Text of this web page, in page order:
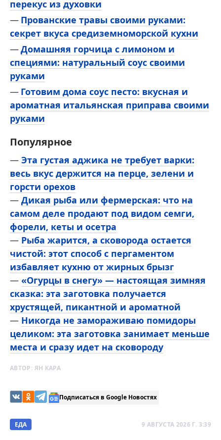
перекус из духовки
Прованские травы своими руками:
секрет вкуса средиземноморской кухни
Домашняя горчица с лимоном и
специями: натуральный соус своими
руками
Готовим дома соус песто: вкусная и
ароматная итальянская приправа своими
руками
Популярное
— Эта густая аджика не требует варки:
весь вкус держится на перце, зелени и
горсти орехов
— Дикая рыба или фермерская: что на
самом деле продают под видом семги,
форели, кеты и осетра
— Рыба жарится, а сковорода остается
чистой: этот способ с пергаментом
избавляет кухню от жирных брызг
— «Огурцы в снегу» — настоящая зимняя
сказка: эта заготовка получается
хрустящей, пикантной и ароматной
— Никогда не замораживаю помидоры
целиком: эта заготовка занимает меньше
места и сразу идет на сковороду
АВТОР: ЯН КАРА
Подписаться в Google Новостях
ЕДА 9 АВГУСТА 2026 Г. 3:39